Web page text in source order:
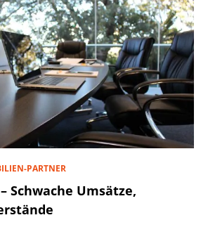
PARTNER
Schwache Umsätze,